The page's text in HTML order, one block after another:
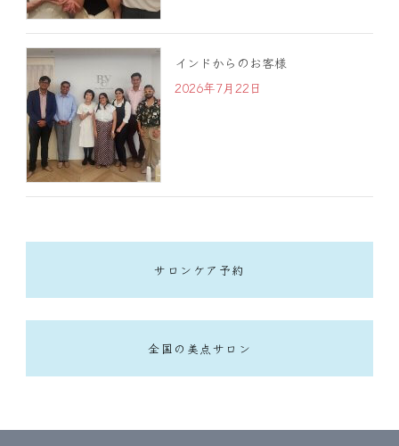
インドからのお客様
2026年7月22日
サロンケア予約
全国の美点サロン